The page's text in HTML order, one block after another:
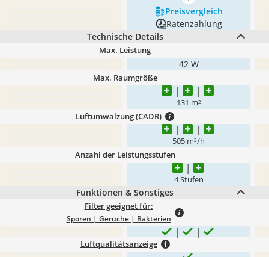
Preis­vergleich
Ratenzahlung
Technische Details
Max. Leistung
42 W
Max. Raumgröße
131 m²
Luftumwälzung (CADR)
505 m³/h
Anzahl der Leistungsstufen
4 Stufen
Funktionen & Sonstiges
Filter geeignet für:
Sporen | Gerüche | Bakterien
Luftqualitätsanzeige